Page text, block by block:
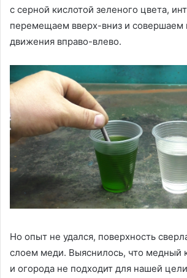
с серной кислотой зеленого цвета,
перемещаем вверх-вниз и совершаем
движения вправо-влево.
Но опыт не удался, поверхность
слоем меди. Выяснилось, что медный
и огорода не подходит для нашей